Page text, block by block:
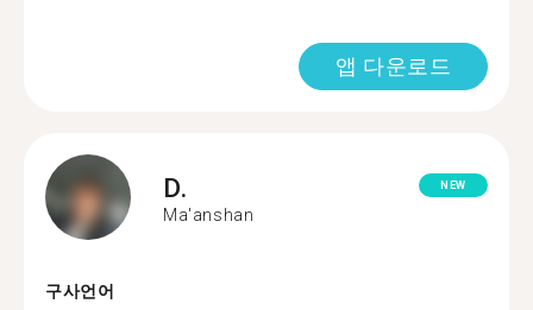
앱 다운로드
D.
Ma'anshan
NEW
구사언어